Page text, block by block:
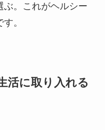
ぶ。これがヘルシー
。
活に取り入れる